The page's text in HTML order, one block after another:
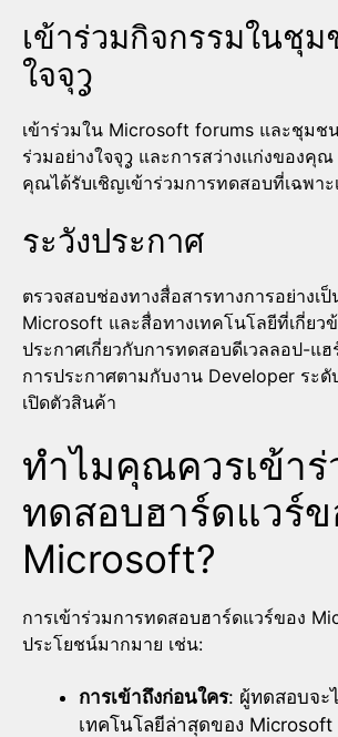
เข้าร่วมกิจกรรมในชุม
ใจจุᧆ
เข้าร่วมใน Microsoft forums และชุมช
ร่วมอย่างใจจุᧆ และการสว่างเเก่งของคุ
คุณได้รับเชิญเข้าร่วมการทดสอบที่เฉพาะ
ระวังประกาศ
ตรวจสอบช่องทางสื่อสารทางการอย่างเ
Microsoft และสื่อทางเทคโนโลยีที่เกี่ยว
ประกาศเกี่ยวกับการทดสอบดีเวลลอป-แ
การประกาศตามกับงาน Developer ระ
เปิดตัวสินค้า
ทำไมคุณควรเข้าร่
ทดสอบฮาร์ดแวร์ข
Microsoft?
การเข้าร่วมการทดสอบฮาร์ดแวร์ของ
ประโยชน์มากมาย เช่น:
การเข้าถึงก่อนใคร: ผู้ทดสอบจะ
เทคโนโลยีล่าสุดของ Microsoft